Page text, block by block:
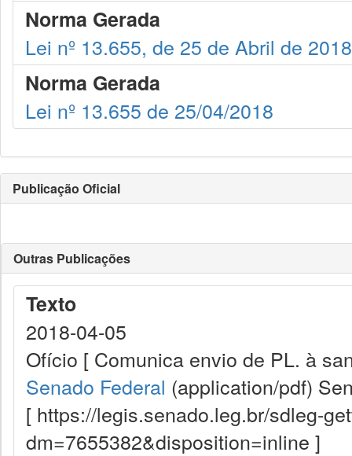
Norma Gerada
Lei nº 13.655, de 25 de Abril de 2018
Norma Gerada
Lei nº 13.655 de 25/04/2018
Publicação Oficial
Outras Publicações
Texto
2018-04-05
Ofício [ Comunica envio de PL. à
Senado Federal (application/pdf)
[ https://legis.senado.leg.br/sdleg-
dm=7655382&disposition=inline ]